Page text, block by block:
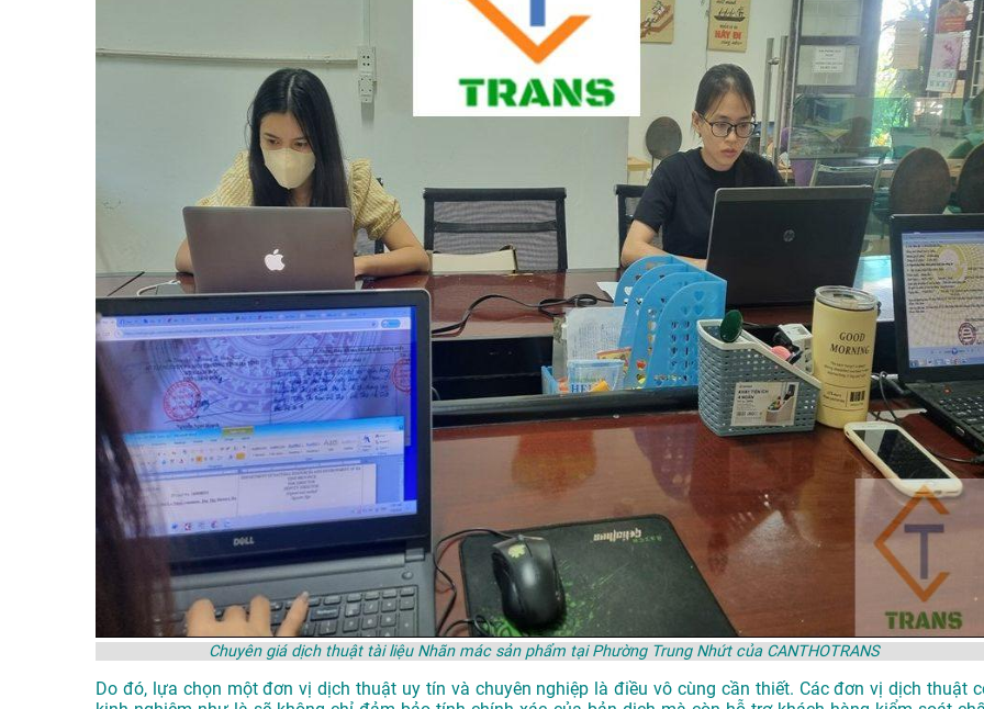
Chuyên giá dịch thuật tài liệu Nhãn mác sản phẩm tại Phường Trung Nhứt của CANTHOTRANS
Do đó, lựa chọn một đơn vị dịch thuật uy tín và chuyên nghiệp là điều vô cùng cần thiết. Các đơn vị dịch thuật